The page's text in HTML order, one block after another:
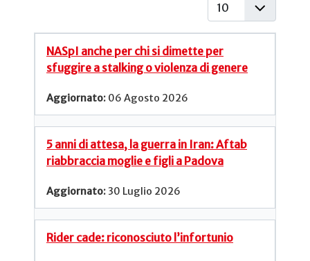
NASpI anche per chi si dimette per
sfuggire a stalking o violenza di genere
06 Agosto 2026
5 anni di attesa, la guerra in Iran: Aftab
riabbraccia moglie e figli a Padova
30 Luglio 2026
Rider cade: riconosciuto l’infortunio